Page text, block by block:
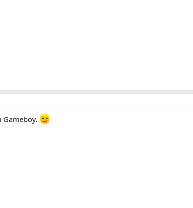
Gameboy.